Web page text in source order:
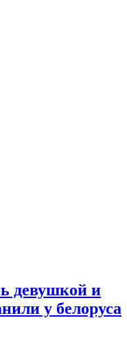
девушкой и
у белоруса